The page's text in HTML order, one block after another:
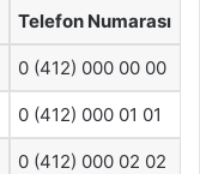
Telefon Numarası
0 (412) 000 00 00
0 (412) 000 01 01
0 (412) 000 02 02